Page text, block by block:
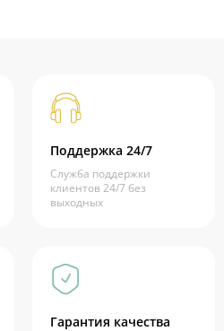
Поддержка 24/7
Служба поддержки
клиентов 24/7 без
выходных
Гарантия качества